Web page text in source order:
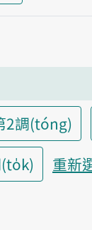
2調(tóng)
重新